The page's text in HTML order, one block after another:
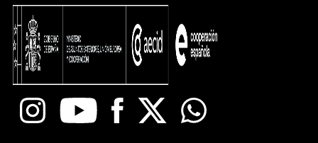
InstagramYoutube Facebook
X Whatsapp